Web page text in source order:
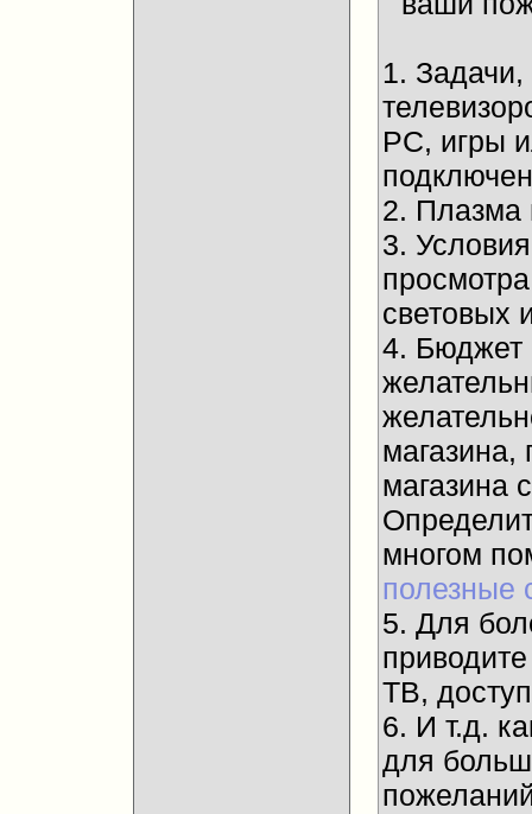
1.
PC, игры
2. Плазма
3.
световых
4. Бюджет
магазина,
магазина
многом
полезные
5. Для
ТВ,
6. И т.д.
для